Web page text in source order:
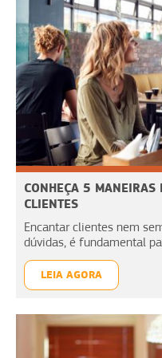
CONHEÇA 5 MANEIRAS
CLIENTES
Encantar clientes nem
dúvidas, é fundamental
LEIA AGORA